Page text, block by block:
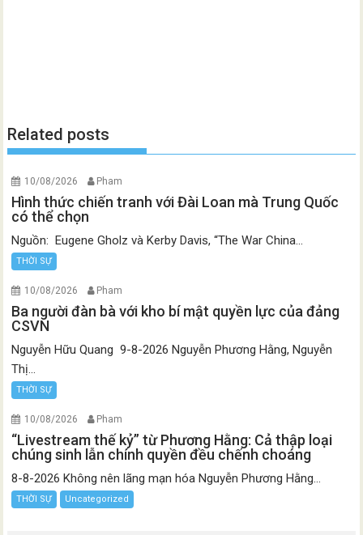
Related posts
10/08/2026 Pham
Hình thức chiến tranh với Đài Loan mà Trung Quốc
có thể chọn
Nguồn: Eugene Gholz và Kerby Davis, “The War China...
THỜI SỰ
10/08/2026 Pham
Ba người đàn bà với kho bí mật quyền lực của đảng
CSVN
Nguyễn Hữu Quang 9-8-2026 Nguyễn Phương Hằng, Nguyễn
Thị...
THỜI SỰ
10/08/2026 Pham
“Livestream thế kỷ” từ Phương Hằng: Cả thập loại
chúng sinh lẫn chính quyền đều chếnh choáng
8-8-2026 Không nên lãng mạn hóa Nguyễn Phương Hằng...
THỜI SỰ Uncategorized